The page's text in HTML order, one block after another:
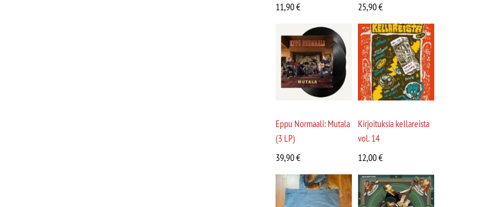
11,90€ 25,90€
Eppu Normaali: Mutala
(3 LP)
39,90€
Kirjoituksia kellareista
vol. 14
12,00€